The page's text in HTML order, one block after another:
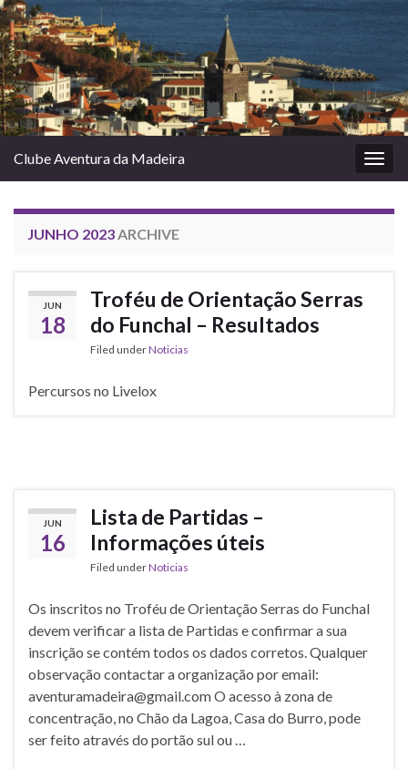
Clube Aventura da Madeira
JUNHO 2023ARCHIVE
JUN
18
Troféu de Orientação Serras
do Funchal – Resultados
Filed underNoticias
Percursos no Livelox
JUN
16
Lista de Partidas –
Informações úteis
Filed underNoticias
Os inscritos no Troféu de Orientação Serras do Funchal
devem verificar a lista de Partidas e confirmar a sua
inscrição se contém todos os dados corretos. Qualquer
observação contactar a organização por email:
aventuramadeira@gmail.com O acesso à zona de
concentração, no Chão da Lagoa, Casa do Burro, pode
ser feito através do portão sul ou …